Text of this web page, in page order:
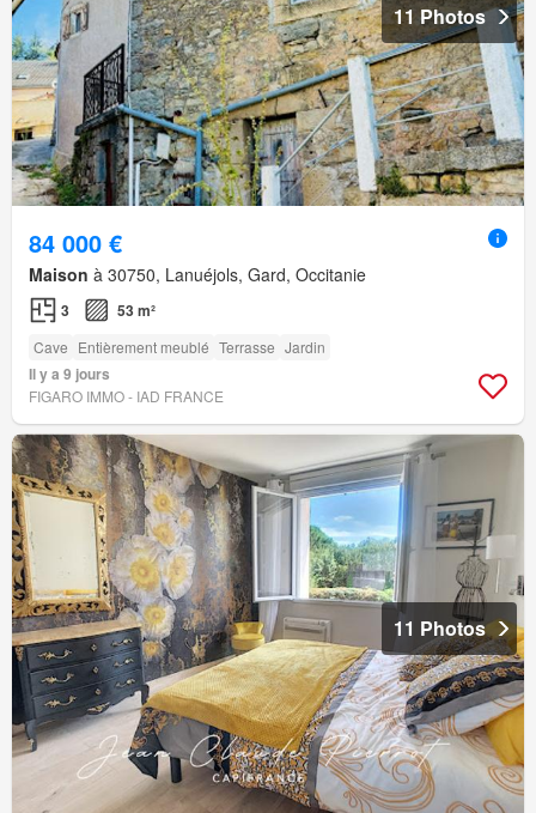
11 Photos
84 000 €
Maison à 30750, Lanuéjols, Gard, Occitanie
3 53 m²
Cave Entièrement meublé Terrasse Jardin
Il y a 9 jours
FIGARO IMMO - IAD FRANCE
11 Photos